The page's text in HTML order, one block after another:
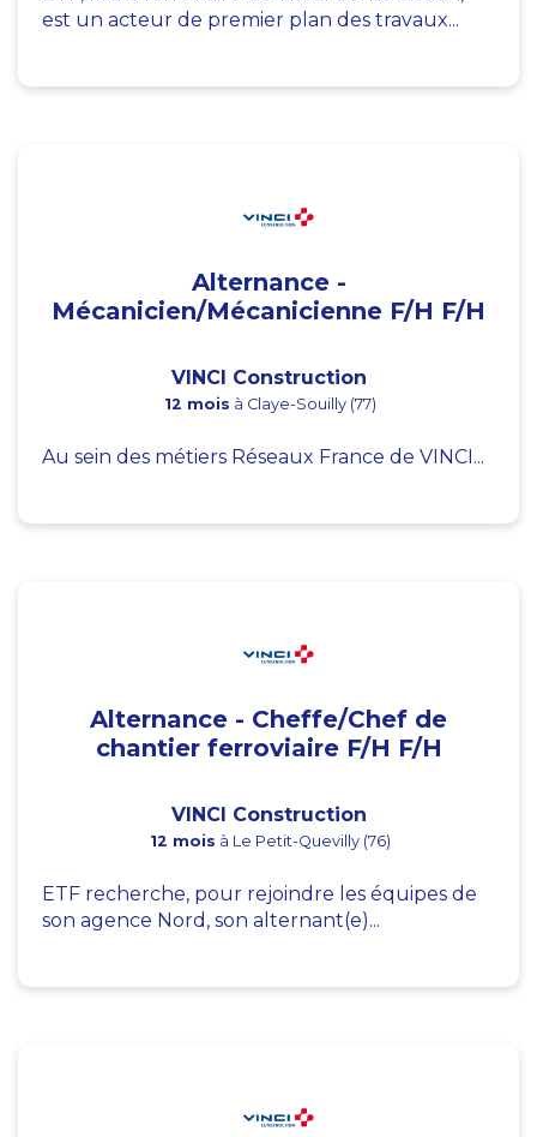
est un acteur de premier plan des travaux...
Alternance -
Mécanicien/Mécanicienne F/H F/H
VINCI Construction
12 mois à Claye-Souilly (77)
Au sein des métiers Réseaux France de VINCI...
Alternance - Cheffe/Chef de
chantier ferroviaire F/H F/H
VINCI Construction
12 mois à Le Petit-Quevilly (76)
ETF recherche, pour rejoindre les équipes de
son agence Nord, son alternant(e)...